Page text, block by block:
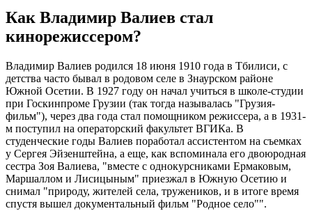
Как Владимир Валиев стал
кинорежиссером?
Владимир Валиев родился 18 июня 1910 года в Тбилиси, с
детства часто бывал в родовом селе в Знаурском районе
Южной Осетии. В 1927 году он начал учиться в школе-студии
при Госкинпроме Грузии (так тогда называлась "Грузия-
фильм"), через два года стал помощником режиссера, а в 1931-
м поступил на операторский факультет ВГИКа. В
студенческие годы Валиев поработал ассистентом на съемках
у Сергея Эйзенштейна, а еще, как вспоминала его двоюродная
сестра Зоя Валиева, "вместе с однокурсниками Ермаковым,
Маршаллом и Лисицыным" приезжал в Южную Осетию и
снимал "природу, жителей села, тружеников, и в итоге время
спустя вышел документальный фильм "Родное село"".